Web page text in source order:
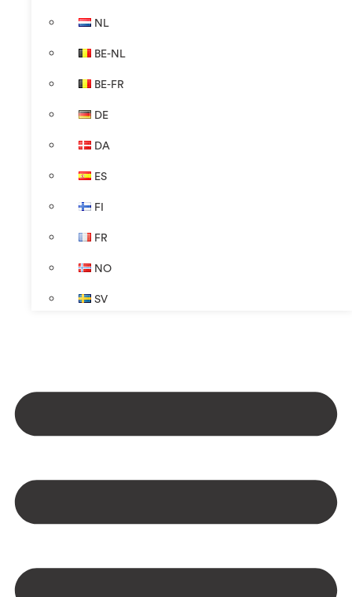
NL
BE-NL
BE-FR
DE
DA
ES
FI
FR
NO
SV